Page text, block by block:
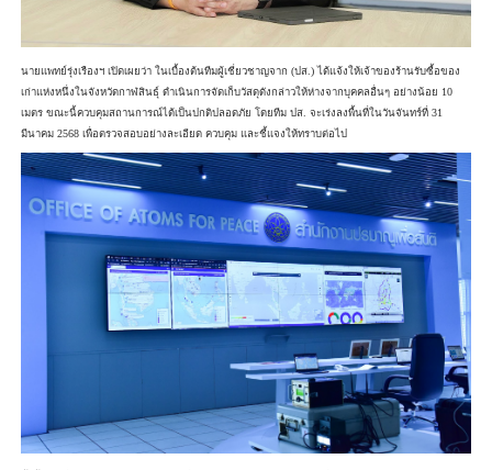
นายแพทย์รุ่งเรืองฯ เปิดเผยว่า ในเบื้องต้นทีมผู้เชี่ยวชาญจาก (ปส.) ได้แจ้งให้เจ้าของร้านรับซื้อของ
เก่าแห่งหนึ่งในจังหวัดกาฬสินธุ์ ดำเนินการจัดเก็บวัสดุดังกล่าวให้ห่างจากบุคคลอื่นๆ อย่างน้อย 10
เมตร ขณะนี้ควบคุมสถานการณ์ได้เป็นปกติปลอดภัย โดยทีม ปส. จะเร่งลงพื้นที่ในวันจันทร์ที่ 31
มีนาคม 2568 เพื่อตรวจสอบอย่างละเอียด ควบคุม และชี้แจงให้ทราบต่อไป